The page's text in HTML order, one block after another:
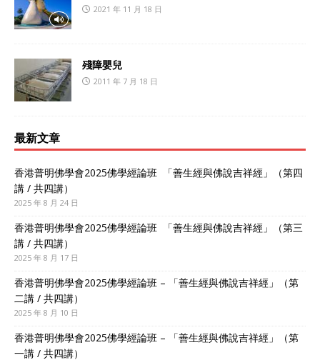
2021 年 11 月 18 日
殘障嬰兒
2011 年 7 月 18 日
最新文章
香港普明佛學會2025佛學經論班 「善生經與佛說吉祥經」（第四
講 / 共四講）
2025 年 8 月 24 日
香港普明佛學會2025佛學經論班 「善生經與佛說吉祥經」（第三
講 / 共四講）
2025 年 8 月 17 日
香港普明佛學會2025佛學經論班 – 「善生經與佛說吉祥經」（第
二講 / 共四講）
2025 年 8 月 10 日
香港普明佛學會2025佛學經論班 – 「善生經與佛說吉祥經」（第
一講 / 共四講）